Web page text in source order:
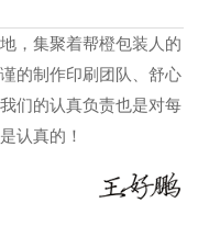
，集聚着帮橙包装人的
的制作印刷团队、舒心
们的认真负责也是对每
认真的！